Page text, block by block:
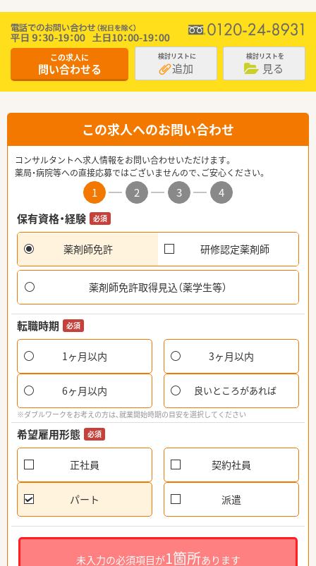
この求人に
問い合わせる
検討リストに
追加
検討リストを
見る
この求人へのお問い合わせ
コンサルタントへ求人情報をお問い合わせいただけます。
薬局・病院等への直接応募ではございませんので、ご安心ください。
1 2 3
4
保有資格・経験
必須
薬剤師免許 研修認定薬剤師
薬剤師免許取得見込（薬学生等）
転職時期 必須
1ヶ月以内 3ヶ月以内
6ヶ月以内 良いところがあれば
※ダブルワークをお考えの方は、就業開始時期の目安を選択してください
希望雇用形態 必須
正社員 契約社員
パート 派遣
未入力の必須項目が1箇所あります